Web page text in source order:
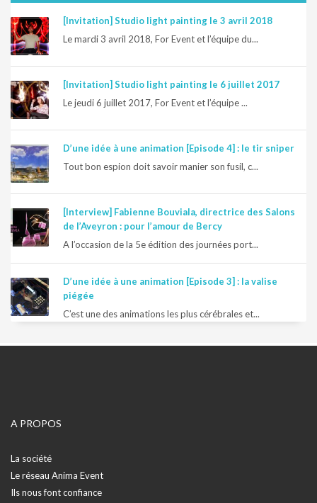
[Invitation] Studio light painting le 3 avril 2018
Le mardi 3 avril 2018, For Event et l’équipe du...
[Invitation] Studio light painting le 6 juillet 2017
Le jeudi 6 juillet 2017, For Event et l’équipe ...
D’une idée à une animation [Episode 4] : le tir sniper
Tout bon espion doit savoir manier son fusil, c...
[Interview] Fabienne Bouviala, directrice des Salons
de l’Aveyron : pour l’amour de Bercy
A l’occasion de la 5e édition des journées port...
D’une idée à une animation [Episode 3] : la valise
piégée
C’est une des animations les plus cérébrales et...
A PROPOS
La société
Le réseau Anima Event
Ils nous font confiance